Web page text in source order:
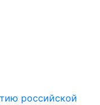
российской